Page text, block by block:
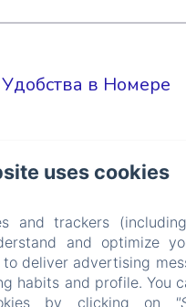
Удобства в Номере
удобства
uses cookies
and trackers
and optimize
deliver advertising
habits and profile. You
by clicking on